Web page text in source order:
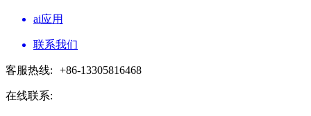
ai应用
联系我们
客服热线: +86-13305816468
在线联系: